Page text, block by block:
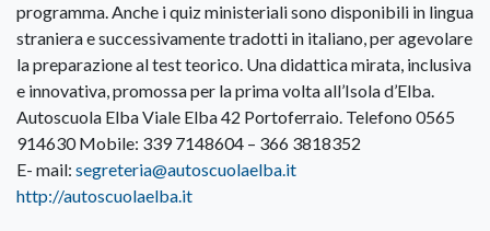
programma. Anche i quiz ministeriali sono disponibili in lingua
straniera e successivamente tradotti in italiano, per agevolare
la preparazione al test teorico. Una didattica mirata, inclusiva
e innovativa, promossa per la prima volta all’Isola d’Elba.
Autoscuola Elba Viale Elba 42 Portoferraio. Telefono 0565
914630 Mobile: 339 7148604 – 366 3818352
E- mail: segreteria@autoscuolaelba.it
http://autoscuolaelba.it